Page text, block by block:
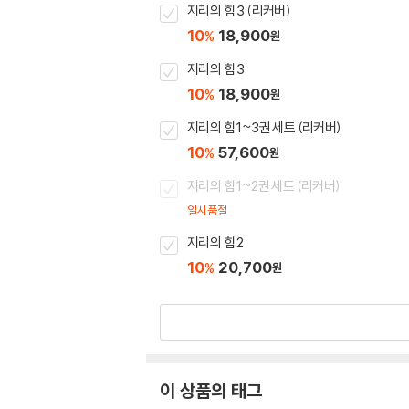
지리의 힘 3 (리커버)
10% 18,900원
지리의 힘 3
10% 18,900원
지리의 힘 1~3권 세트 (리커버)
10% 57,600원
지리의 힘 1~2권 세트 (리커버)
일시품절
지리의 힘 2
10% 20,700원
이 상품의 태그